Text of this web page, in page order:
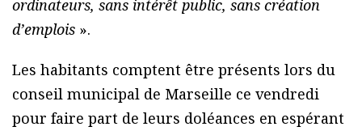
ordinateurs, sans intérêt public, sans création
d’emplois ».
Les habitants comptent être présents lors du
conseil municipal de Marseille ce vendredi
pour faire part de leurs doléances en espérant